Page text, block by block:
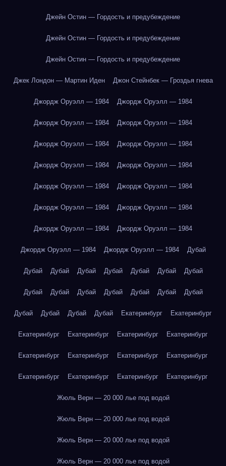
Джейн Остин — Гордость и предубеждение
Джейн Остин — Гордость и предубеждение
Джейн Остин — Гордость и предубеждение
Джек Лондон — Мартин Иден Джон Стейнбек — Гроздья гнева
Джордж Оруэлл — 1984 Джордж Оруэлл — 1984
Джордж Оруэлл — 1984 Джордж Оруэлл — 1984
Джордж Оруэлл — 1984 Джордж Оруэлл — 1984
Джордж Оруэлл — 1984 Джордж Оруэлл — 1984
Джордж Оруэлл — 1984 Джордж Оруэлл — 1984
Джордж Оруэлл — 1984 Джордж Оруэлл — 1984
Джордж Оруэлл — 1984 Джордж Оруэлл — 1984
Джордж Оруэлл — 1984 Джордж Оруэлл — 1984 Дубай
Дубай Дубай Дубай Дубай Дубай Дубай Дубай
Дубай Дубай Дубай Дубай Дубай Дубай Дубай
Дубай Дубай Дубай Дубай Екатеринбург Екатеринбург
Екатеринбург Екатеринбург Екатеринбург Екатеринбург
Екатеринбург Екатеринбург Екатеринбург Екатеринбург
Екатеринбург Екатеринбург Екатеринбург Екатеринбург
Жюль Верн — 20 000 лье под водой
Жюль Верн — 20 000 лье под водой
Жюль Верн — 20 000 лье под водой
Жюль Верн — 20 000 лье под водой